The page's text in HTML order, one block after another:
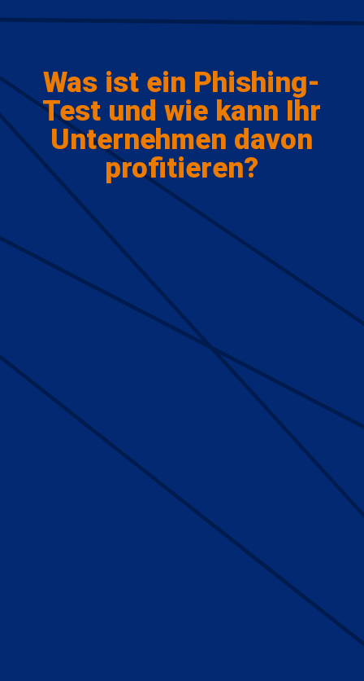
Was ist ein Phishing-
Test und wie kann Ihr
Unternehmen davon
profitieren?